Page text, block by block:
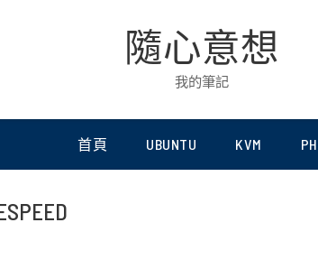
隨心意想
我的筆記
首頁 UBUNTU KVM